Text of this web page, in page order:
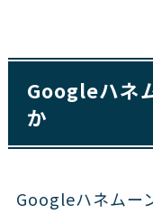
Googleハネ
か
Googleハネムー